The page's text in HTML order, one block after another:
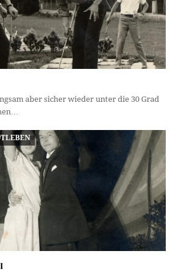
aber sicher wieder unter die 30 Grad